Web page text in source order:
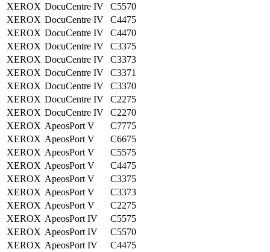
XEROX DocuCentre IV
C5570
XEROX DocuCentre IV
C4475
XEROX DocuCentre IV
C4470
XEROX DocuCentre IV
C3375
XEROX DocuCentre IV
C3373
XEROX DocuCentre IV
C3371
XEROX DocuCentre IV
C3370
XEROX DocuCentre IV
C2275
XEROX DocuCentre IV
C2270
XEROX ApeosPort V
C7775
XEROX ApeosPort V
C6675
XEROX ApeosPort V
C5575
XEROX ApeosPort V
C4475
XEROX ApeosPort V
C3375
XEROX ApeosPort V
C3373
XEROX ApeosPort V
C2275
XEROX ApeosPort IV
C5575
XEROX ApeosPort IV
C5570
XEROX ApeosPort IV
C4475